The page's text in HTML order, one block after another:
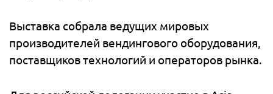
Выставка собрала ведущих мировых
производителей вендингового оборудования,
поставщиков технологий и операторов рынка.